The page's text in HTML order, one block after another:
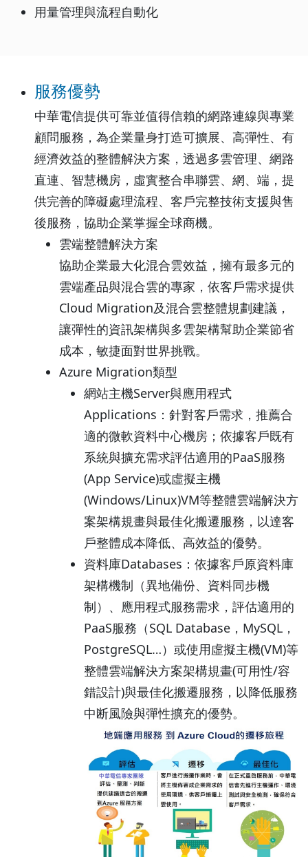
用量管理與流程自動化
服務優勢
中華電信提供可靠並值得信賴的網路連線與專業
顧問服務，為企業量身打造可擴展、高彈性、有
經濟效益的整體解決方案，透過多雲管理、網路
直連、智慧機房，虛實整合串聯雲、網、端，提
供完善的障礙處理流程、客戶完整技術支援與售
後服務，協助企業掌握全球商機。
雲端整體解決方案
協助企業最大化混合雲效益，擁有最多元的
雲端產品與混合雲的專家，依客戶需求提供
Cloud Migration及混合雲整體規劃建議，
讓彈性的資訊架構與多雲架構幫助企業節省
成本，敏捷面對世界挑戰。
Azure Migration類型
網站主機Server與應用程式
Applications：針對客戶需求，推薦合
適的微軟資料中心機房；依據客戶既有
系統與擴充需求評估適用的PaaS服務
(App Service)或虛擬主機
(Windows/Linux)VM等整體雲端解決方
案架構規畫與最佳化搬遷服務，以達客
戶整體成本降低、高效益的優勢。
資料庫Databases：依據客戶原資料庫
架構機制（異地備份、資料同步機
制）、應用程式服務需求，評估適用的
PaaS服務（SQL Database，MySQL，
PostgreSQL…）或使用虛擬主機(VM)等
整體雲端解決方案架構規畫(可用性/容
錯設計)與最佳化搬遷服務，以降低服務
中断風險與彈性擴充的優勢。